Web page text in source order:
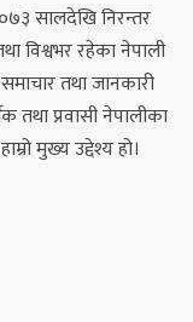
सालदेखि निरन्तर
विश्वभर रहेका नेपाली
तथा जानकारी
तथा प्रवासी नेपालीका
मुख्य उद्देश्य हो।